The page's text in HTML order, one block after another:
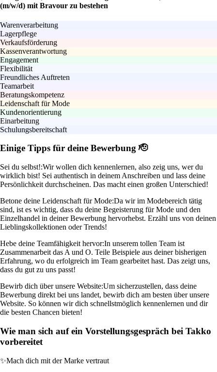
(m/w/d) mit Bravour zu bestehen
Warenverarbeitung
Lagerpflege
Verkaufsförderung
Kassenverantwortung
Engagement
Flexibilität
Freundliches Auftreten
Teamarbeit
Beratungskompetenz
Leidenschaft für Mode
Kundenorientierung
Einarbeitung
Schulungsbereitschaft
Einige Tipps für deine Bewerbung 🫡
Sei du selbst!:Wir wollen dich kennenlernen, also zeig uns, wer du
wirklich bist! Sei authentisch in deinem Anschreiben und lass deine
Persönlichkeit durchscheinen. Das macht einen großen Unterschied!
Betone deine Leidenschaft für Mode:Da wir im Modebereich tätig
sind, ist es wichtig, dass du deine Begeisterung für Mode und den
Einzelhandel in deiner Bewerbung hervorhebst. Erzähl uns von deinen
Lieblingskollektionen oder Trends!
Hebe deine Teamfähigkeit hervor:In unserem tollen Team ist
Zusammenarbeit das A und O. Teile Beispiele aus deiner bisherigen
Erfahrung, wo du erfolgreich im Team gearbeitet hast. Das zeigt uns,
dass du gut zu uns passt!
Bewirb dich über unsere Website:Um sicherzustellen, dass deine
Bewerbung direkt bei uns landet, bewirb dich am besten über unsere
Website. So können wir dich schnellstmöglich kennenlernen und dir
die besten Chancen bieten!
Wie man sich auf ein Vorstellungsgespräch bei Takko
vorbereitet
✨Mach dich mit der Marke vertraut